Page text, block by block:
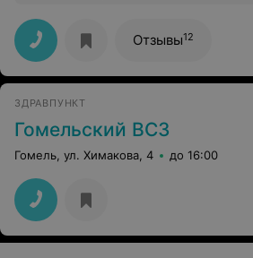
Бондарева С.А., кардиохирургам
Удовенко Г.С., лечащему врачу
Отзывы12
ЗДРАВПУНКТ
Гомельский ВСЗ
Гомель, ул. Химакова, 4 до 16:00